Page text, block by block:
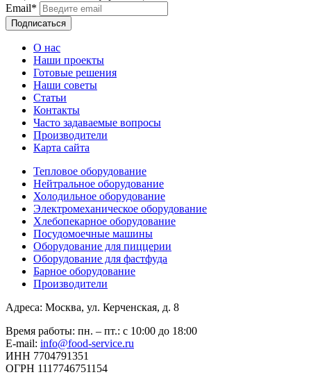
Email*
О нас
Наши проекты
Готовые решения
Наши советы
Статьи
Контакты
Часто задаваемые вопросы
Производители
Карта сайта
Тепловое оборудование
Нейтральное оборудование
Холодильное оборудование
Электромеханическое оборудование
Хлебопекарное оборудование
Посудомоечные машины
Оборудование для пиццерии
Оборудование для фастфуда
Барное оборудование
Производители
Адреса: Москва, ул. Керченская, д. 8
Время работы: пн. – пт.: с 10:00 до 18:00
E-mail: info@food-service.ru
ИНН 7704791351
ОГРН 1117746751154